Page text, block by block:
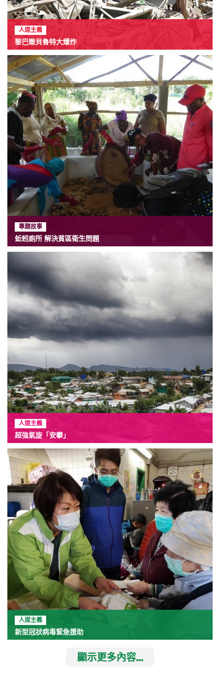
人道主義
黎巴嫩貝魯特大爆炸
專題故事
蚯蚓廁所 解決貧區衛生問題
人道主義
超強氣旋「安攀」
人道主義
新型冠狀病毒緊急援助
顯示更多內容...